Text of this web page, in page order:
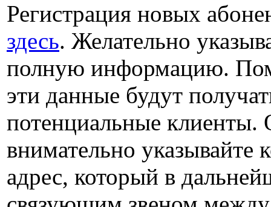
Регистрация новых
здесь. Желательно
полную информацию.
эти данные будут
потенциальные клиенты.
внимательно указывайте
адрес, который в